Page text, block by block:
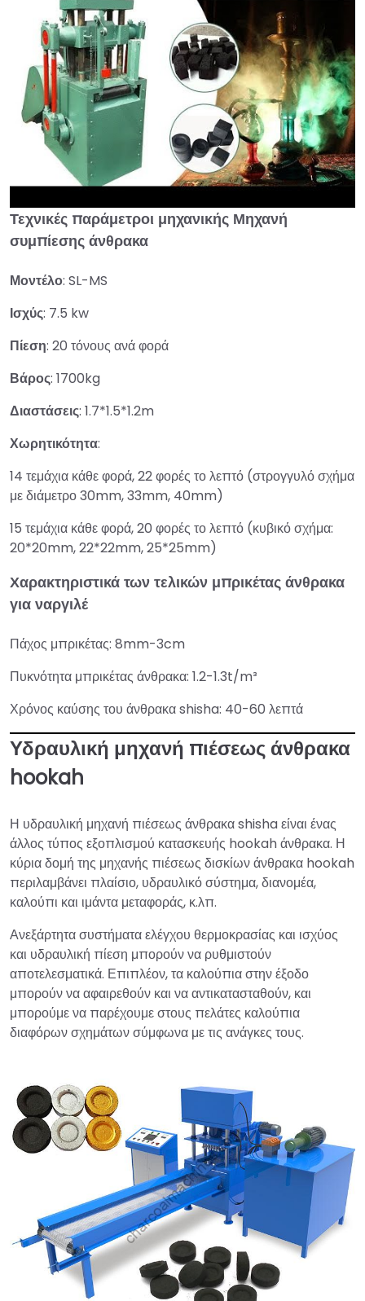
►
Τεχνικές παράμετροι μηχανικής Μηχανή
συμπίεσης άνθρακα
Μοντέλο: SL-MS
Ισχύς: 7.5 kw
Πίεση: 20 τόνους ανά φορά
Βάρος: 1700kg
Διαστάσεις: 1.7*1.5*1.2m
Χωρητικότητα:
14 τεμάχια κάθε φορά, 22 φορές το λεπτό (στρογγυλό σχήμα
με διάμετρο 30mm, 33mm, 40mm)
15 τεμάχια κάθε φορά, 20 φορές το λεπτό (κυβικό σχήμα:
20*20mm, 22*22mm, 25*25mm)
Χαρακτηριστικά των τελικών μπρικέτας άνθρακα
για ναργιλέ
Πάχος μπρικέτας: 8mm-3cm
Πυκνότητα μπρικέτας άνθρακα: 1.2-1.3t/m³
Χρόνος καύσης του άνθρακα shisha: 40-60 λεπτά
Υδραυλική μηχανή πιέσεως άνθρακα
hookah
Η υδραυλική μηχανή πιέσεως άνθρακα shisha είναι ένας
άλλος τύπος εξοπλισμού κατασκευής hookah άνθρακα. Η
κύρια δομή της μηχανής πιέσεως δισκίων άνθρακα hookah
περιλαμβάνει πλαίσιο, υδραυλικό σύστημα, διανομέα,
καλούπι και ιμάντα μεταφοράς, κ.λπ.
Ανεξάρτητα συστήματα ελέγχου θερμοκρασίας και ισχύος
και υδραυλική πίεση μπορούν να ρυθμιστούν
αποτελεσματικά. Επιπλέον, τα καλούπια στην έξοδο
μπορούν να αφαιρεθούν και να αντικατασταθούν, και
μπορούμε να παρέχουμε στους πελάτες καλούπια
διαφόρων σχημάτων σύμφωνα με τις ανάγκες τους.